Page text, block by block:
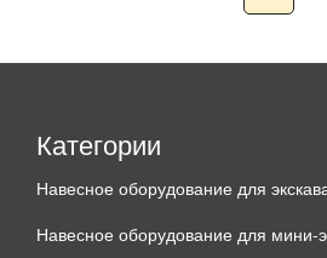
Категории
Навесное оборудование для
Навесное оборудование для мини-